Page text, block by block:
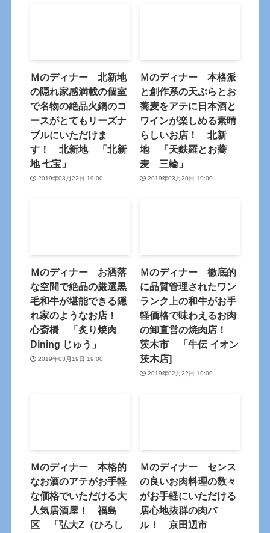
Ｍのディナー 北新地
の隠れ家感満載の個室
で名物の絶品火鍋のコ
ースがとてもリーズナ
ブルにいただけま
す！ 北新地 「北新
地 七宝」
2019年03月22日 19:00
Ｍのディナー 本格派
と創作系の天ぷらとお
蕎麦をアテに日本酒と
ワインが楽しめる素晴
らしいお店！ 北新
地 「天麩羅とお蕎
麦 三輪」
2019年03月20日 19:00
Ｍのディナー お洒落
な空間で絶品の厳選黒
毛和牛が堪能できる隠
れ家のようなお店！
心斎橋 「炙り焼肉
Dining じゅう」
2019年03月19日 19:00
Ｍのディナー 徹底的
に品質管理されたワン
ランク上の和牛がお手
軽価格で味わえるお肉
の卸直営の焼肉店！
茨木市 「牛伝 イオン
茨木店]
2019年02月22日 19:00
Ｍのディナー 本格的
なお酒のアテがお手軽
な価格でいただける大
人気居酒屋！ 福島
区 「弘大Z（ひろし
Ｍのディナー センス
の良いお肉料理の数々
がお手軽にいただける
居心地抜群の肉バ
ル！ 京田辺市